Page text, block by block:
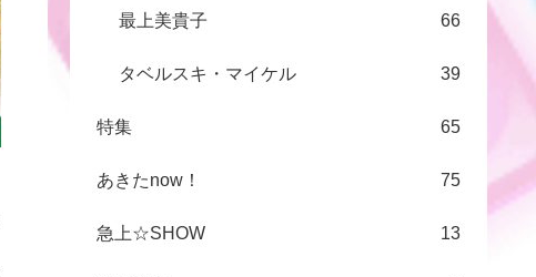
最上美貴子 66
タベルスキ・マイケル 39
特集 65
あきたnow！ 75
急上☆SHOW 13